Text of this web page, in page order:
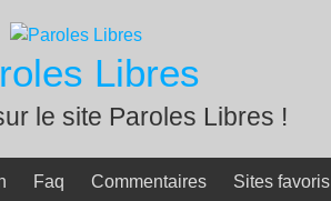
Libres
le site Paroles Libres !
Faq Commentaires Sites favoris